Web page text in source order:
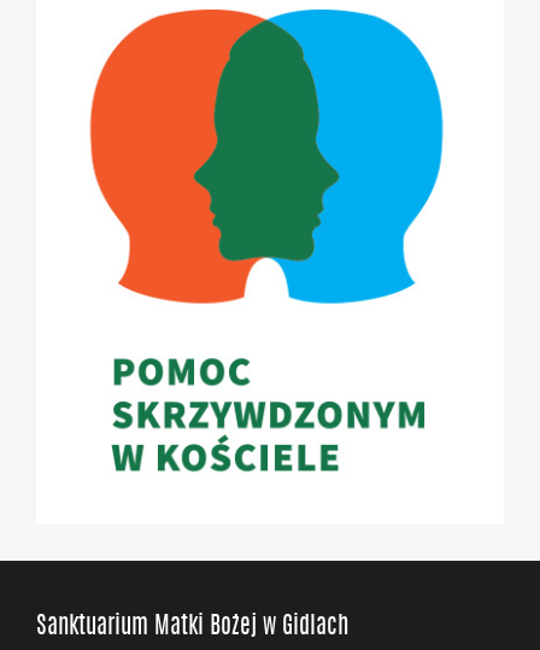
Sanktuarium Matki Bożej w Gidlach